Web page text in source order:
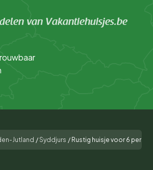
van Vakantiehuisjes.be
Jutland /Syddjurs / Rustig huisje voor 6